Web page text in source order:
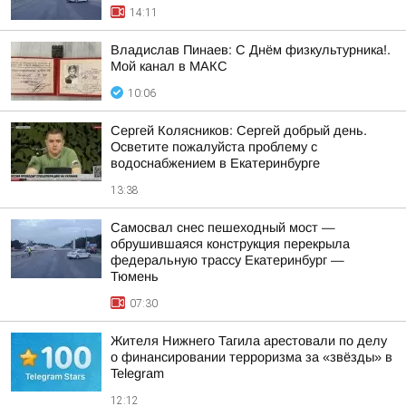
14:11
Владислав Пинаев: С Днём физкультурника!.
Мой канал в МАКС
10:06
Сергей Колясников: Сергей добрый день.
Осветите пожалуйста проблему с
водоснабжением в Екатеринбурге
13:38
Самосвал снес пешеходный мост —
обрушившаяся конструкция перекрыла
федеральную трассу Екатеринбург —
Тюмень
07:30
Жителя Нижнего Тагила арестовали по делу
о финансировании терроризма за «звёзды» в
Telegram
12:12